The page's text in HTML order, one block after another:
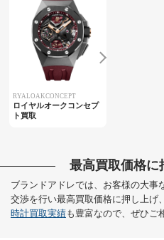
RYALOAKCONCEPT
ロイヤルオークコンセプ
ト買取
最高買取価格に
ブランドアドレでは、お客様の大事
交渉を行い最高買取価格に押し上げ
時計買取実績も豊富なので、ぜひご